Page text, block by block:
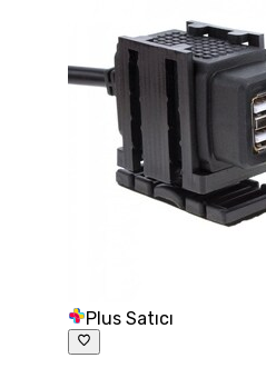
Plus Satıcı